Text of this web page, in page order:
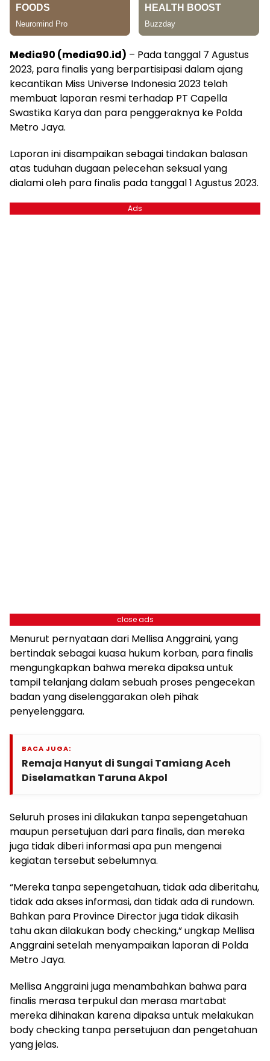
Media90 (media90.id) – Pada tanggal 7 Agustus
2023, para finalis yang berpartisipasi dalam ajang
kecantikan Miss Universe Indonesia 2023 telah
membuat laporan resmi terhadap PT Capella
Swastika Karya dan para penggeraknya ke Polda
Metro Jaya.
Laporan ini disampaikan sebagai tindakan balasan
atas tuduhan dugaan pelecehan seksual yang
dialami oleh para finalis pada tanggal 1 Agustus 2023.
Ads
close ads
Menurut pernyataan dari Mellisa Anggraini, yang
bertindak sebagai kuasa hukum korban, para finalis
mengungkapkan bahwa mereka dipaksa untuk
tampil telanjang dalam sebuah proses pengecekan
badan yang diselenggarakan oleh pihak
penyelenggara.
BACA JUGA:
Remaja Hanyut di Sungai Tamiang Aceh
Diselamatkan Taruna Akpol
Seluruh proses ini dilakukan tanpa sepengetahuan
maupun persetujuan dari para finalis, dan mereka
juga tidak diberi informasi apa pun mengenai
kegiatan tersebut sebelumnya.
“Mereka tanpa sepengetahuan, tidak ada diberitahu,
tidak ada akses informasi, dan tidak ada di rundown.
Bahkan para Province Director juga tidak dikasih
tahu akan dilakukan body checking,” ungkap Mellisa
Anggraini setelah menyampaikan laporan di Polda
Metro Jaya.
Mellisa Anggraini juga menambahkan bahwa para
finalis merasa terpukul dan merasa martabat
mereka dihinakan karena dipaksa untuk melakukan
body checking tanpa persetujuan dan pengetahuan
yang jelas.